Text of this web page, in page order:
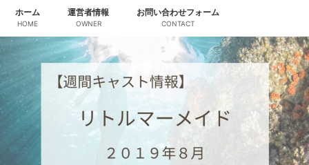
ホーム
HOME
運営者情報
OWNER
お問い合わせフォーム
CONTACT